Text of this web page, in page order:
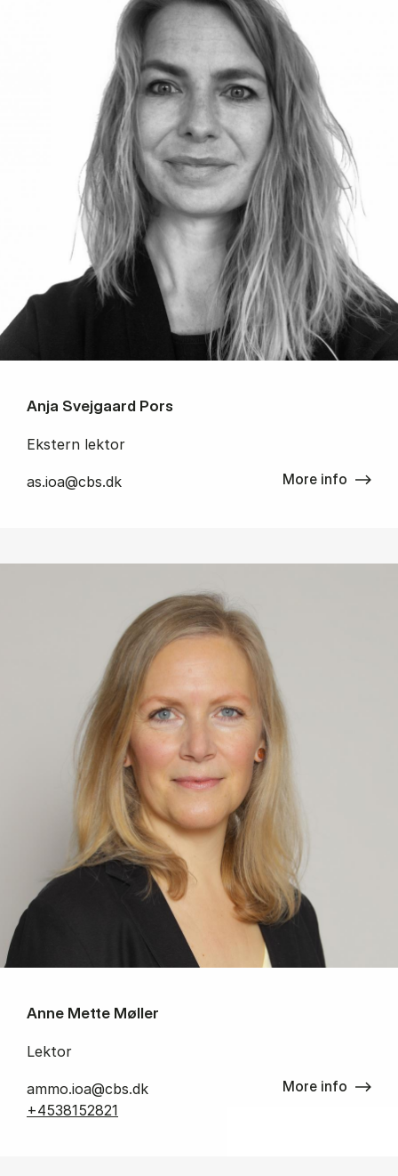
Anja Svejgaard Pors
Ekstern lektor
as.ioa@cbs.dk More info
Anne Mette Møller
Lektor
ammo.ioa@cbs.dk
+4538152821
More info